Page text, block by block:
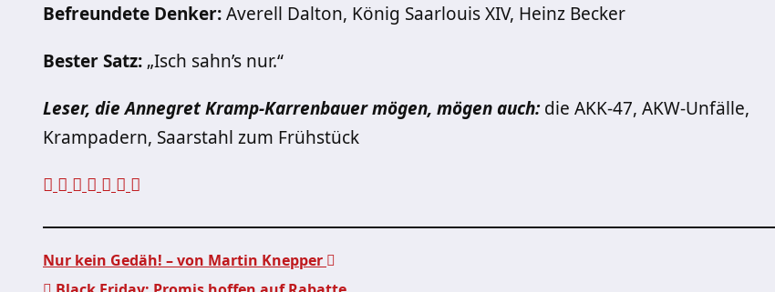
Befreundete Denker:Averell Dalton, König Saarlouis XIV, Heinz Becker
Bester Satz: „Isch sahn’s nur.“
Leser, die Annegret Kramp-Karrenbauer mögen, mögen auch:die AKK-47, AKW-Unfälle,
Krampadern, Saarstahl zum Frühstück
Nur kein Gedäh! – von Martin Knepper